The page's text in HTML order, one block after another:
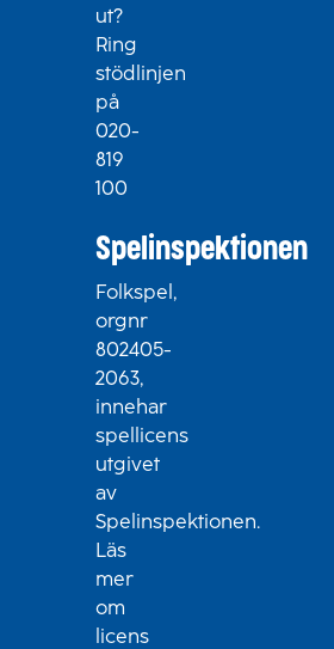
ut?
Ring
stödlinjen
på
020-
819
100
Spelinspektionen
Folkspel,
orgnr
802405-
2063,
innehar
spellicens
utgivet
av
Spelinspektionen.
Läs
mer
om
licens